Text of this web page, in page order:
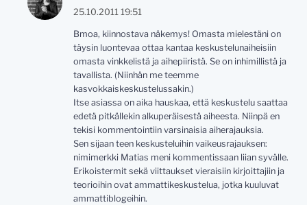
25.10.2011 19:51
Bmoa, kiinnostava näkemys! Omasta mielestäni on
täysin luontevaa ottaa kantaa keskustelunaiheisiin
omasta vinkkelistä ja aihepiiristä. Se on inhimillistä ja
tavallista. (Niinhän me teemme
kasvokkaiskeskustelussakin.)
Itse asiassa on aika hauskaa, että keskustelu saattaa
edetä pitkällekin alkuperäisestä aiheesta. Niinpä en
tekisi kommentointiin varsinaisia aiherajauksia.
Sen sijaan teen keskusteluihin vaikeusrajauksen:
nimimerkki Matias meni kommentissaan liian syvälle.
Erikoistermit sekä viittaukset vieraisiin kirjoittajiin ja
teorioihin ovat ammattikeskustelua, jotka kuuluvat
ammattiblogeihin.